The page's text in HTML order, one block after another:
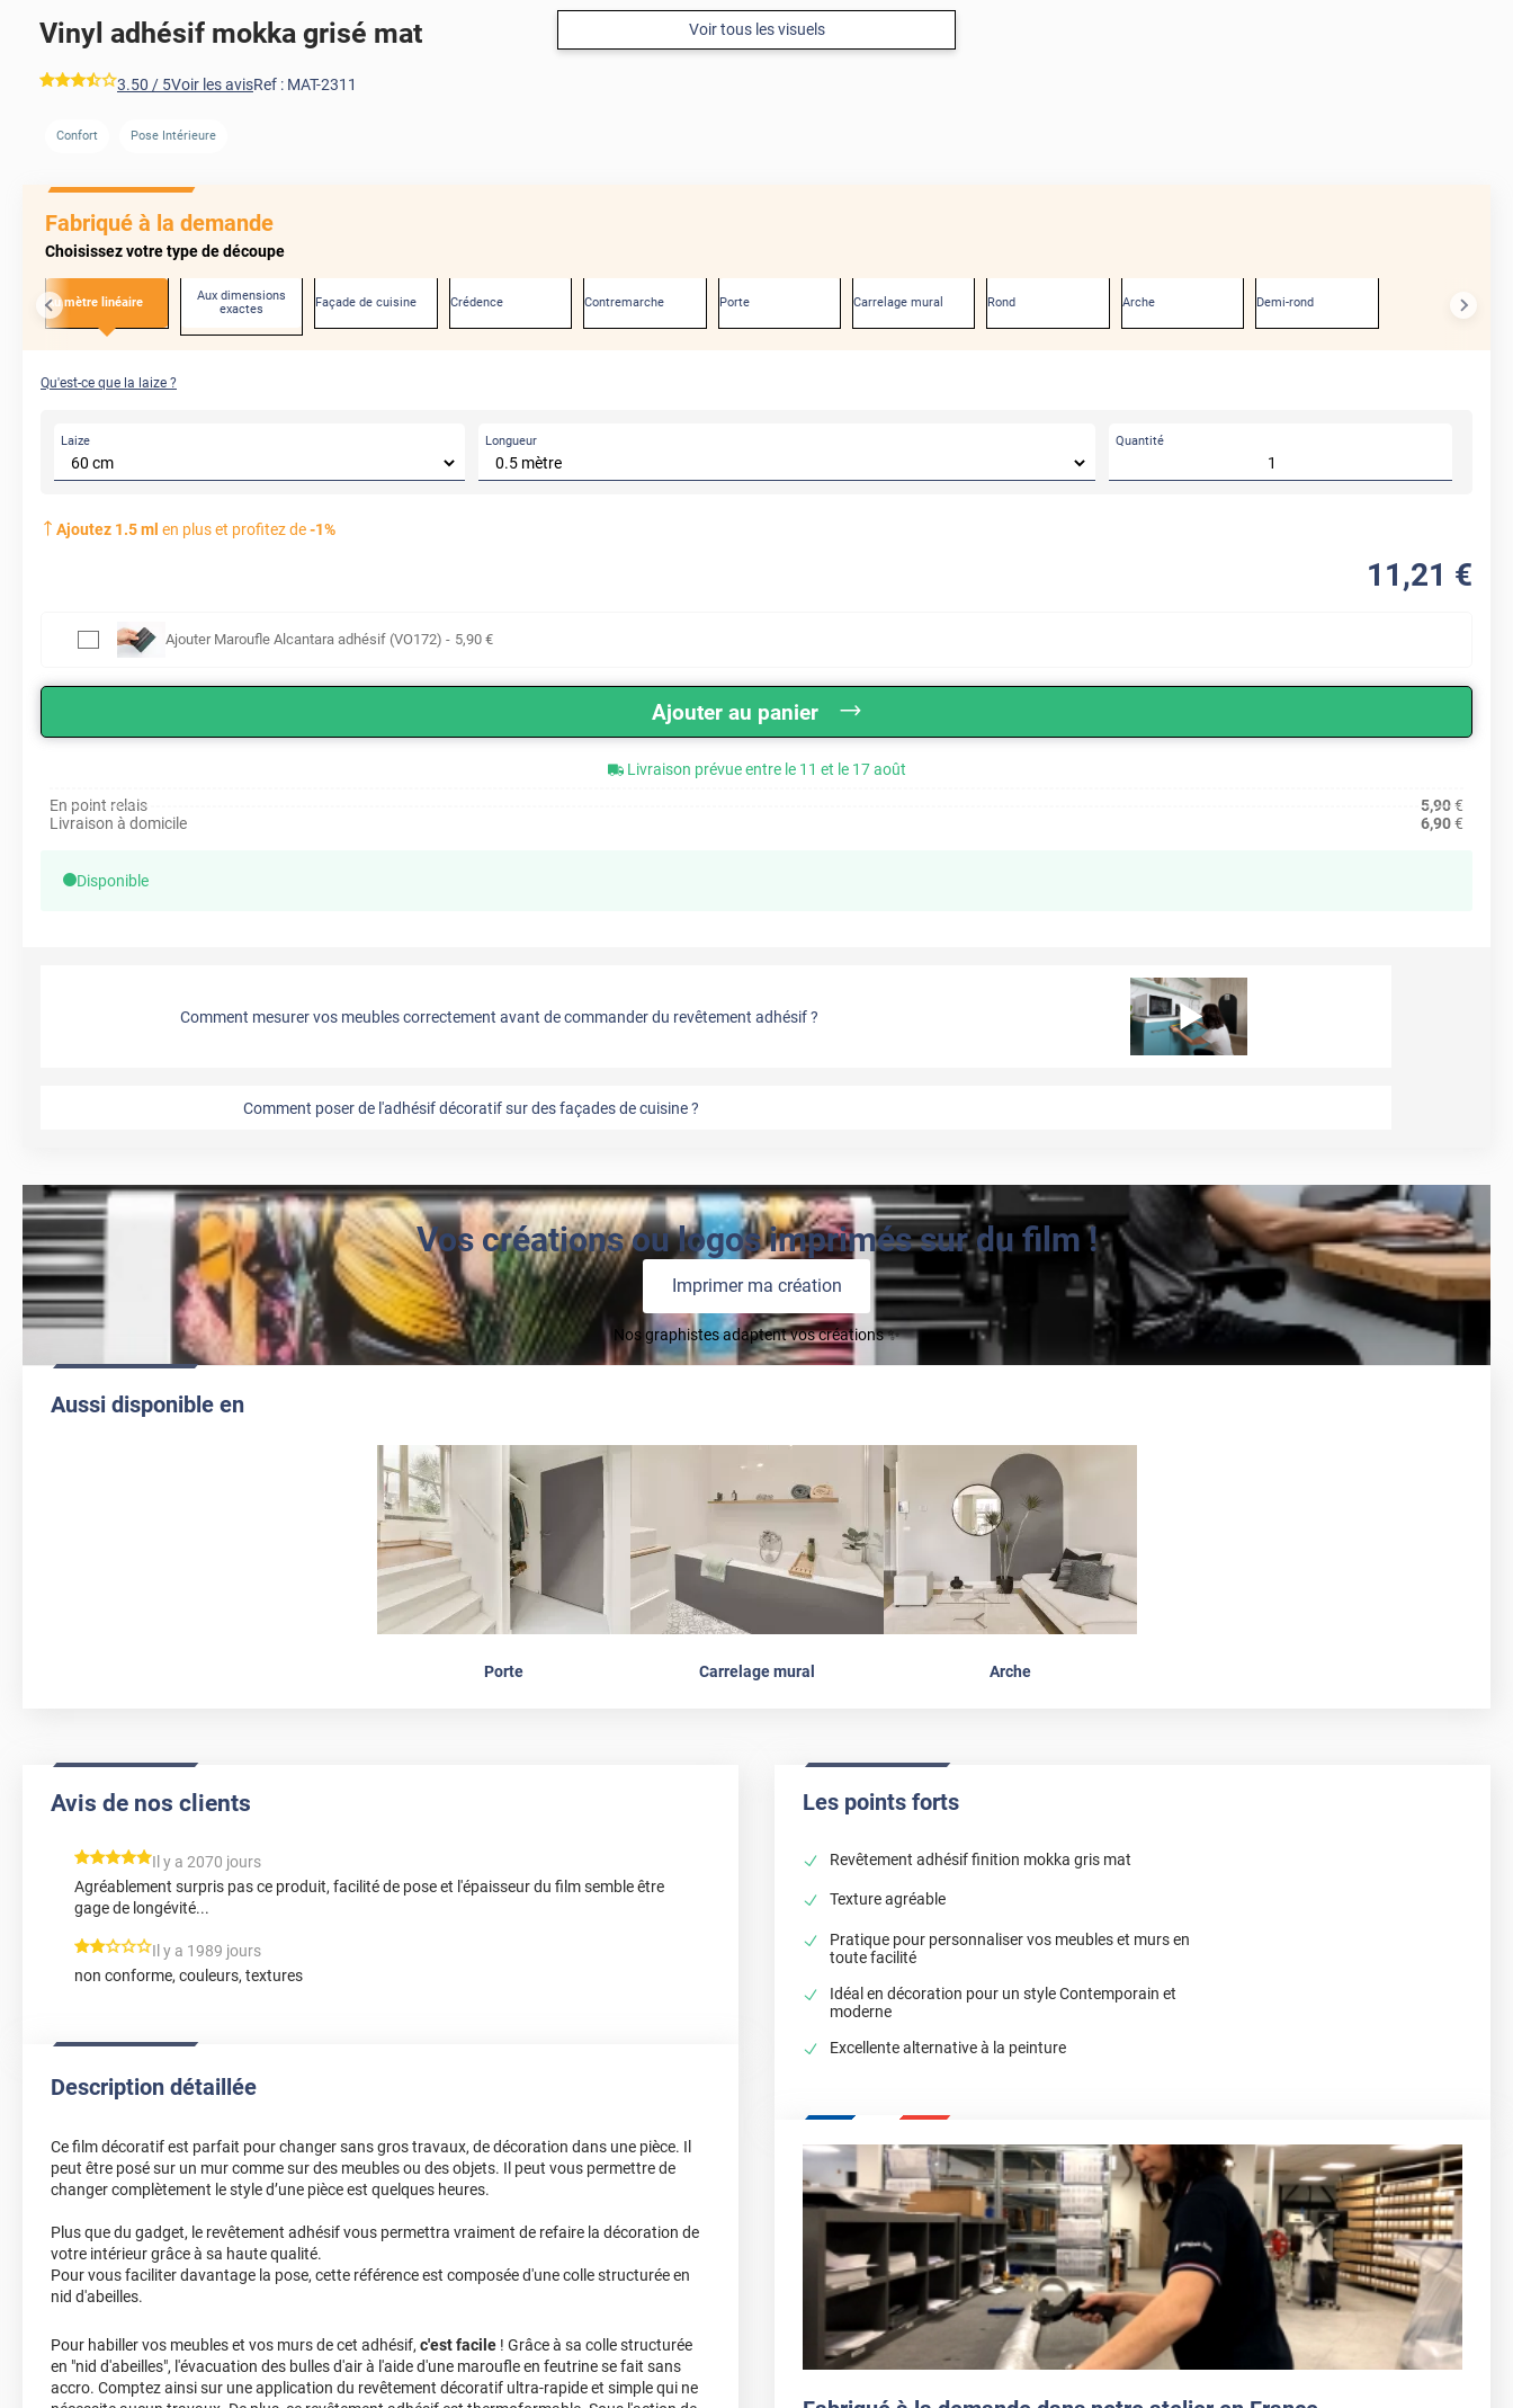
Voir tous les visuels
Vinyl adhésif mokka grisé mat
*****3.50 / 5Voir les avisRef : MAT-2311
Confort Pose Intérieure
Fabriqué à la demande
Choisissez votre type de découpe
Au mètre linéaire
Aux dimensions
exactes
Façade de cuisine Crédence Contremarche Porte Carrelage mural Rond Arche Demi-rond
Qu'est-ce que la laize ?
Laize Longueur Quantité
Ajoutez 1.5ml en plus et profitez de-1%
11 ,21 €
Ajouter Maroufle Alcantara adhésif (VO172) - 5,90 €
Ajouter au panier
Livraison prévue entre le 11 et le 17 août
En point relais
5,90€
Livraison à domicile
6,90€
Disponible
Comment mesurer vos meubles correctement avant de commander du revêtement adhésif ?
Comment poser de l'adhésif décoratif sur des façades de cuisine ?
Vos créations ou logos imprimés sur du film !
Imprimer ma création
Nos graphistes adaptent vos créations ✨
Aussi disponible en
Porte Carrelage mural Arche
Avis de nos clients
*****
Il y a 2070 jours
Agréablement surpris pas ce produit, facilité de pose et l'épaisseur du film semble être
gage de longévité...
*****
Il y a 1989 jours
non conforme, couleurs, textures
Description détaillée
Ce film décoratif est parfait pour changer sans gros travaux, de décoration dans une pièce. Il
peut être posé sur un mur comme sur des meubles ou des objets. Il peut vous permettre de
changer complètement le style d’une pièce est quelques heures.
Plus que du gadget, le revêtement adhésif vous permettra vraiment de refaire la décoration de
votre intérieur grâce à sa haute qualité.
Pour vous faciliter davantage la pose, cette référence est composée d'une colle structurée en
nid d'abeilles.
Pour habiller vos meubles et vos murs de cet adhésif, c'est facile ! Grâce à sa colle structurée
en "nid d'abeilles", l'évacuation des bulles d'air à l'aide d'une maroufle en feutrine se fait sans
accro. Comptez ainsi sur une application du revêtement décoratif ultra-rapide et simple qui ne
Les points forts
Revêtement adhésif finition mokka gris mat
Texture agréable
Pratique pour personnaliser vos meubles et murs en
toute facilité
Idéal en décoration pour un style Contemporain et
moderne
Excellente alternative à la peinture